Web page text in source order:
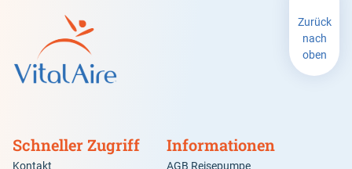
Schneller Zugriff
Kontakt
Informationen
AGB Reisepumpe
Zurück
nach
oben